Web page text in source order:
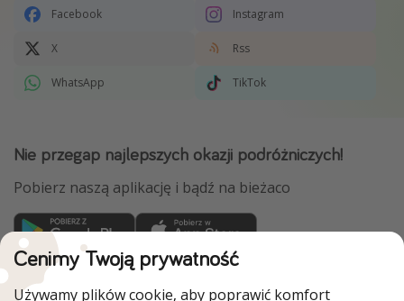
Facebook Instagram
X Rss
WhatsApp TikTok
Nie przegap najlepszych okazji podróżniczych!
Pobierz naszą aplikację i bądź na bieżaco
WakacyjniPiraci są częścią Grupy HolidayPirates
Cenimy Twoją prywatność
Używamy plików cookie, aby poprawić komfort